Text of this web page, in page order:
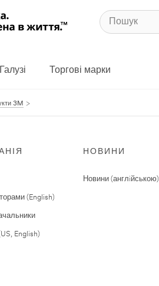
Галузі Торгові марки
3M
(English)
English)
НОВИНИ
Новини (англiйською)